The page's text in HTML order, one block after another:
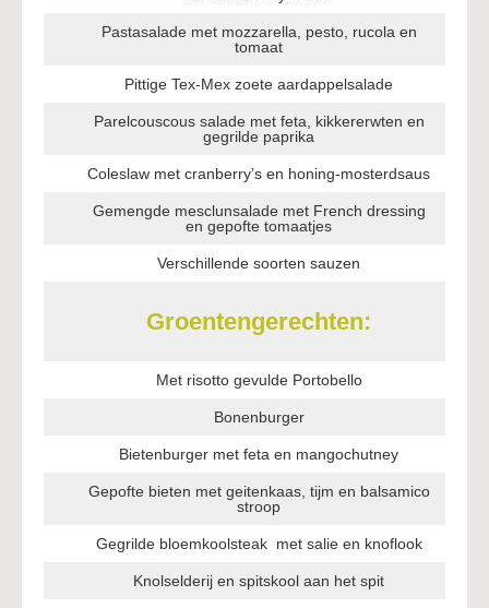
Pastasalade met mozzarella, pesto, rucola en
tomaat
Pittige Tex-Mex zoete aardappelsalade
Parelcouscous salade met feta, kikkererwten en
gegrilde paprika
Coleslaw met cranberry’s en honing-mosterdsaus
Gemengde mesclunsalade met French dressing
en gepofte tomaatjes
Verschillende soorten sauzen
Groentengerechten:
Met risotto gevulde Portobello
Bonenburger
Bietenburger met feta en mangochutney
Gepofte bieten met geitenkaas, tijm en balsamico
stroop
Gegrilde bloemkoolsteak met salie en knoflook
Knolselderij en spitskool aan het spit